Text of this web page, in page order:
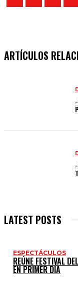
ARTÍCULOS
LATEST POSTS
ESPECTÁCULOS
REÚNE FESTIVAL
EN PRIMER DÍA